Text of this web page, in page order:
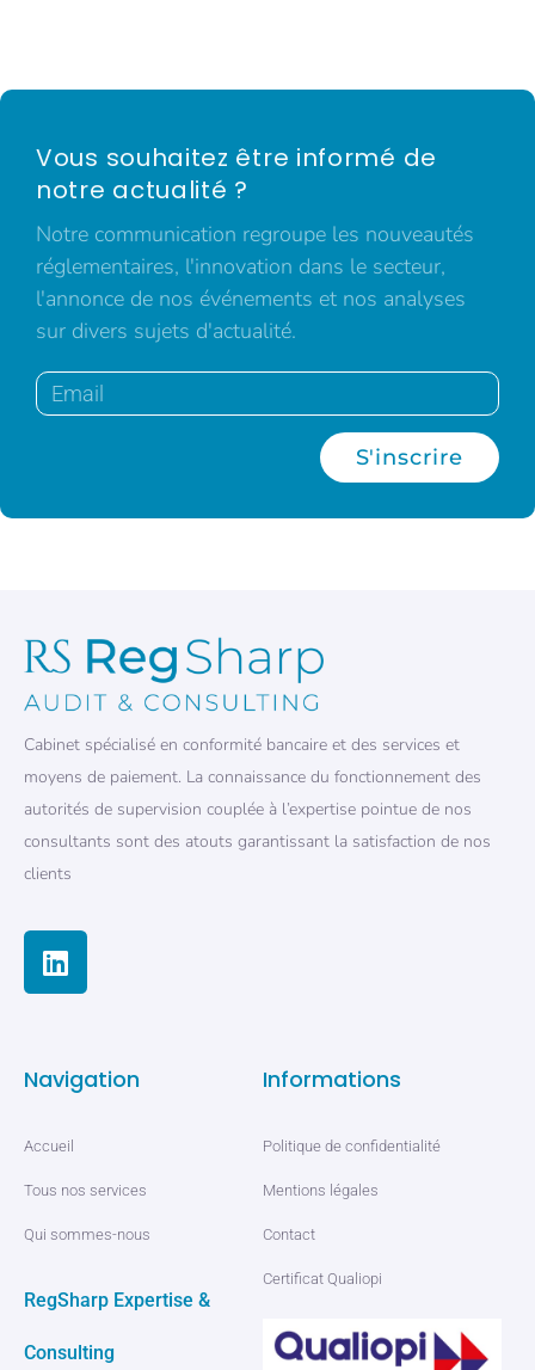
Vous souhaitez être informé de
notre actualité ?
Notre communication regroupe les nouveautés
réglementaires, l'innovation dans le secteur,
l'annonce de nos événements et nos analyses
sur divers sujets d'actualité.
S'inscrire
Cabinet spécialisé en conformité bancaire et des services et
moyens de paiement. La connaissance du fonctionnement des
autorités de supervision couplée à l’expertise pointue de nos
consultants sont des atouts garantissant la satisfaction de nos
clients
Navigation
Accueil
Tous nos services
Qui sommes-nous
RegSharp Expertise &
Consulting
Informations
Politique de confidentialité
Mentions légales
Contact
Certificat Qualiopi